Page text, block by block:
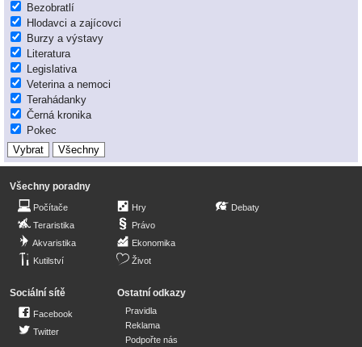
Bezobratlí
Hlodavci a zajícovci
Burzy a výstavy
Literatura
Legislativa
Veterina a nemoci
Terahádanky
Černá kronika
Pokec
Všechny poradny
Počítače
Teraristika
Akvaristika
Kutilství
Hry
Právo
Ekonomika
Život
Debaty
Sociální sítě
Facebook
Twitter
Ostatní odkazy
Pravidla
Reklama
Podpořte nás